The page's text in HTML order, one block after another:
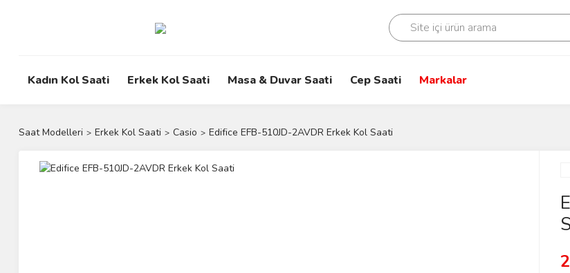
Kadın Kol Saati Erkek Kol Saati Masa & Duvar Saati Cep Saati Markalar
Saat Modelleri Erkek Kol Saati Casio Edifice EFB-510JD-2AVDR Erkek Kol Saati